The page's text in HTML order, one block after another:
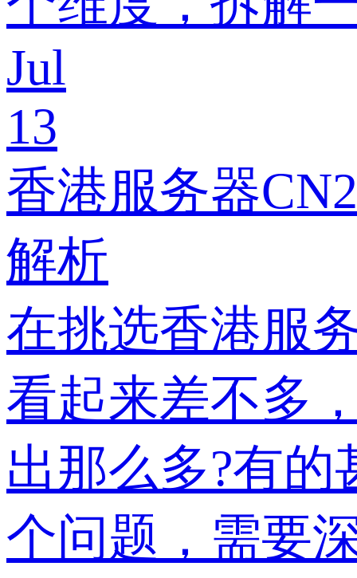
Jul
13
香港服务器
解析
在挑选香港服
看起来差不多
出那么多?有
个问题，需要